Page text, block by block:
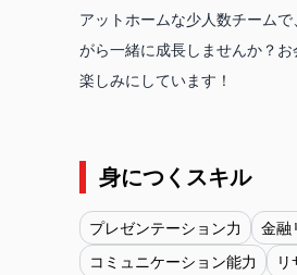
アットホームな少人数チーム
がら一緒に成長しませんか？
楽しみにしています！
身につくスキル
プレゼンテーション力
金融
コミュニケーション能力